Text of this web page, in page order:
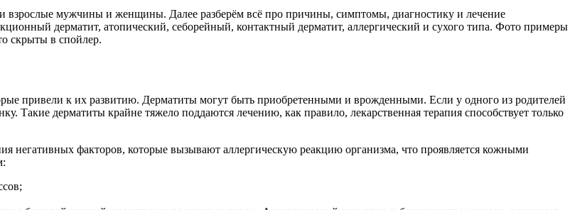
взрослые мужчины и женщины. Далее разберём всё про причины, симптомы, диагностику и лечение
дерматит, атопический, себорейный, контактный дерматит, аллергический и сухого типа. Фото примеры
скрыты в спойлер.
привели к их развитию. Дерматиты могут быть приобретенными и врожденными. Если у одного из родителей
Такие дерматиты крайне тяжело поддаются лечению, как правило, лекарственная терапия способствует только
негативных факторов, которые вызывают аллергическую реакцию организма, что проявляется кожными